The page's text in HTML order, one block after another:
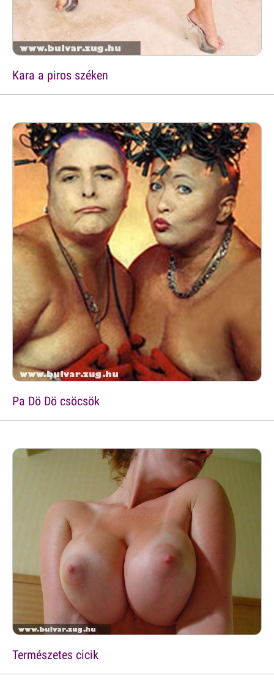
Kara a piros széken
Pa Dö Dö csöcsök
Természetes cicik